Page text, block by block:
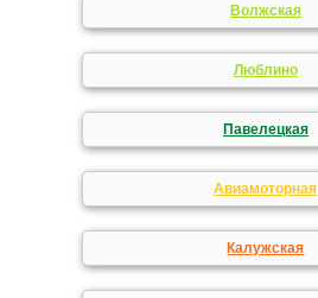
Волжская
Люблино
Павелецкая
Авиамоторная
Калужская